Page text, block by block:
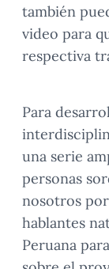
también
video para
respectiva
Para
una serie
personas
nosotros
hablantes
Peruana